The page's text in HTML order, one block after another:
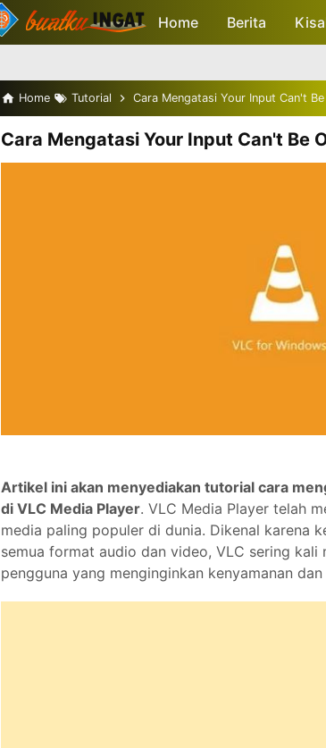
Home Berita
Home Tutorial Cara Mengatasi Your Input Can't
Cara Mengatasi Your Input Can't Be
Artikel ini akan menyediakan tutorial cara
di VLC Media Player. VLC Media Player telah
media paling populer di dunia. Dikenal karena
semua format audio dan video, VLC sering kali
pengguna yang menginginkan kenyamanan